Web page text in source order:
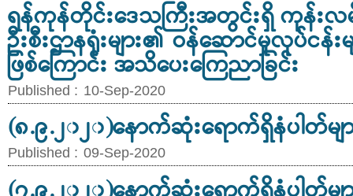
ရန်ကုန်တိုင်းဒေသကြီးအတွင်းရှိ ကုန်းလမ်
ဦးစီးဌာနရုံးများ၏ ဝန်ဆောင်မှုလုပ်ငန်း
ဖြစ်ကြောင်း အသိပေးကြေညာခြင်း
Published : 10-Sep-2020
(၈.၉.၂၀၂၀)နောက်ဆုံးရောက်ရှိနံပါတ်မျ
Published : 09-Sep-2020